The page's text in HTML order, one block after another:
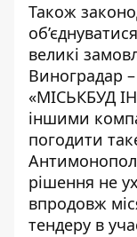
Також
великі
Виноградар
«МІСЬКБУД
іншими
погодити
рішення не
впродовж
тендеру в